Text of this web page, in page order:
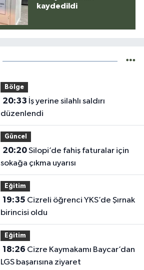
kaydedildi
Bölge
20:33
düzenlendi
Güncel
20:20Silopi’de fahiş faturalar için
sokağa çıkma uyarısı
Eğitim
19:35
birincisi oldu
Eğitim
18:26
LGS başarısına ziyaret